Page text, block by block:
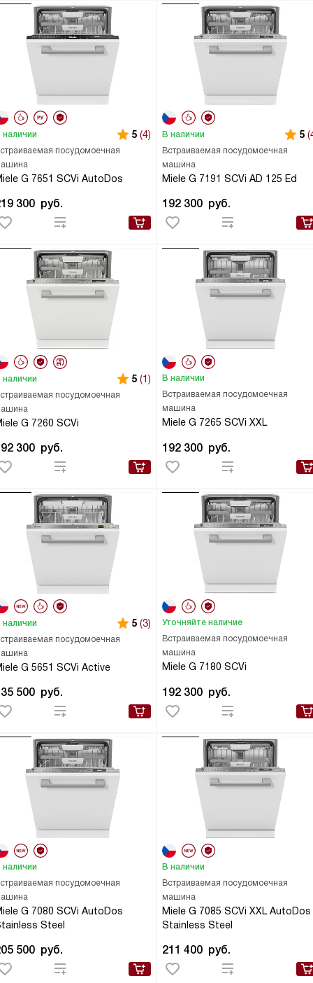
посудомоечная
G 7651 SCVi AutoDos
наличии 5 (4)
300 руб.
Встраиваемая посудомоечная
машина
Miele G 7191 SCVi AD 125 Ed
В наличии 5
192 300 руб.
посудомоечная
G 7260 SCVi
наличии 5 (1)
300 руб.
Встраиваемая посудомоечная
машина
Miele G 7265 SCVi XXL
В наличии
192 300 руб.
посудомоечная
G 5651 SCVi Active
наличии 5 (3)
500 руб.
Встраиваемая посудомоечная
машина
Miele G 7180 SCVi
Уточняйте наличие
192 300 руб.
посудомоечная
G 7080 SCVi AutoDos
Steel
наличии
500 руб.
Встраиваемая посудомоечная
машина
Miele G 7085 SCVi XXL AutoDos
Stainless Steel
В наличии
211 400 руб.